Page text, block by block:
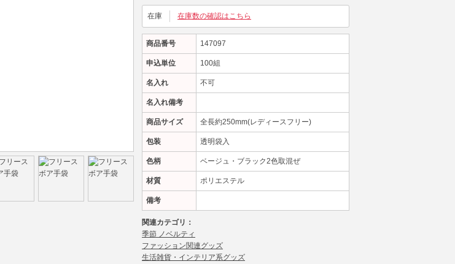
在庫 在庫数の確認はこちら
商品番号 147097
申込単位 100組
名入れ 不可
名入れ備考
商品サイズ 全長約250mm(レディースフリー)
包装 透明袋入
色柄 ベージュ・ブラック2色取混ぜ
材質 ポリエステル
備考
関連カテゴリ：
季節 ノベルティ
ファッション関連グッズ
生活雑貨・インテリア系グッズ